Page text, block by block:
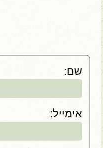
:שם
:אימייל